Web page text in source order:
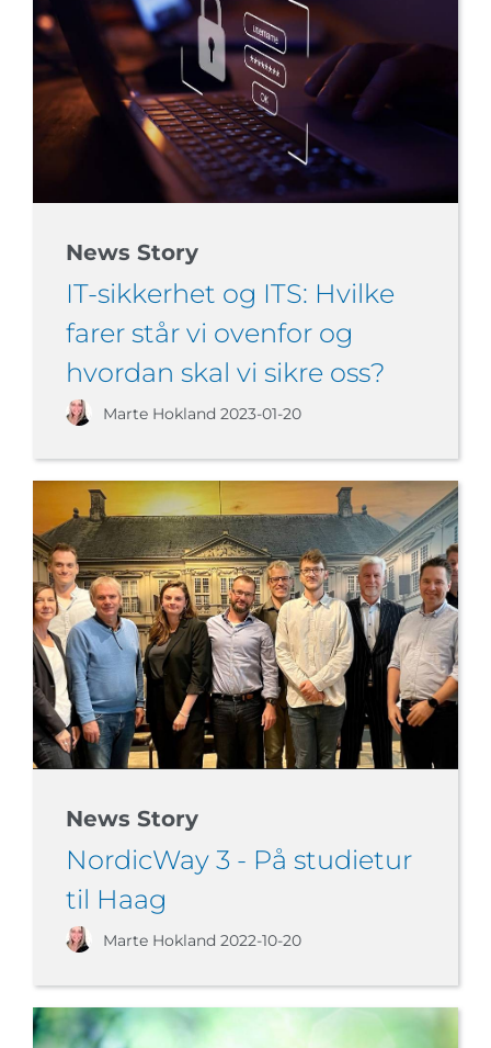
News Story
IT-sikkerhet og ITS: Hvilke
farer står vi ovenfor og
hvordan skal vi sikre oss?
Marte Hokland 2023-01-20
News Story
NordicWay 3 - På studietur
til Haag
Marte Hokland 2022-10-20